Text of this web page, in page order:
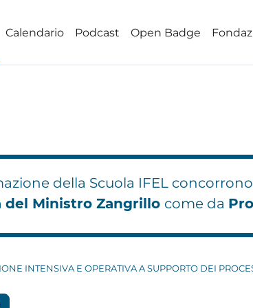
Calendario Podcast Open Badge
della Scuola IFEL
del Ministro Zangrillo come da
INTENSIVA E OPERATIVA A SUPPORTO DEI